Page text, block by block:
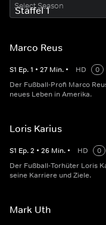
Select Season
Marco Reus
S1 Ep.1 • 27 Min. • HD
0
Der Fußball-Profi Marco
neues Leben in Amerika.
Loris Karius
S1 Ep.2 • 26 Min. • HD
0
Der Fußball-Torhüter Loris
seine Karriere und Ziele.
Mark Uth